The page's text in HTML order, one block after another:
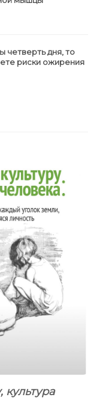
четверть дня, то
риски ожирения
культура